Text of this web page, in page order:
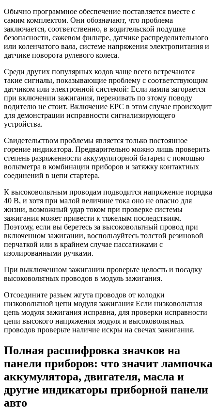
Обычно программное обеспечение поставляется вместе с
самим комплектом. Они обозначают, что проблема
заключается, соответственно, в водительской подушке
безопасности, сажевом фильтре, датчике распределительного
или коленчатого вала, системе напряжения электропитания и
датчике поворота рулевого колеса.
Среди других популярных кодов чаще всего встречаются
такие сигналы, показывающие проблему с соответствующим
датчиком или электронной системой: Если лампа загорается
при включении зажигания, переживать по этому поводу
водителю не стоит. Включение EPC в этом случае происходит
для демонстрации исправности сигнализирующего
устройства.
Свидетельством проблемы является только постоянное
горение индикатора. Предварительно можно лишь проверить
степень разряженности аккумуляторной батареи с помощью
вольтметра в комбинации приборов и затяжку контактных
соединений в цепи стартера.
К высоковольтным проводам подводится напряжение порядка
40 В, и хотя при малой величине тока оно не опасно для
жизни, возможный удар током при проверке системы
зажигания может привести к тяжелым последствиям.
Поэтому, если вы беретесь за высоковольтный провод при
включенном зажигании, воспользуйтесь толстой резиновой
перчаткой или в крайнем случае пассатижами с
изолированными ручками.
При выключенном зажигании проверьте целость и посадку
высоковольтных проводов в модуль зажигания.
Отсоедините разъем жгута проводов от колодки
низковольтной цепи модуля зажигания Если низковольтная
цепь модуля зажигания исправна, для проверки исправности
цепи высокого напряжения модуля и высоковольтных
проводов проверьте наличие искры на свечах зажигания.
Полная расшифровка значков на
панели приборов: что значит лампочка
аккумулятора, двигателя, масла и
другие индикаторы приборной панели
авто